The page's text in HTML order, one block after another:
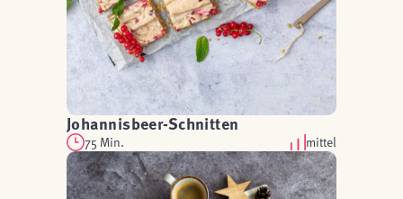
Johannisbeer-Schnitten
75 Min. mittel